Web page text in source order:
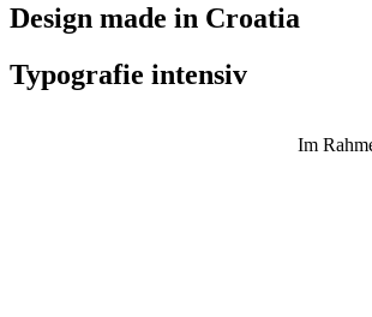
Design made in Croatia
Typografie intensiv
Im